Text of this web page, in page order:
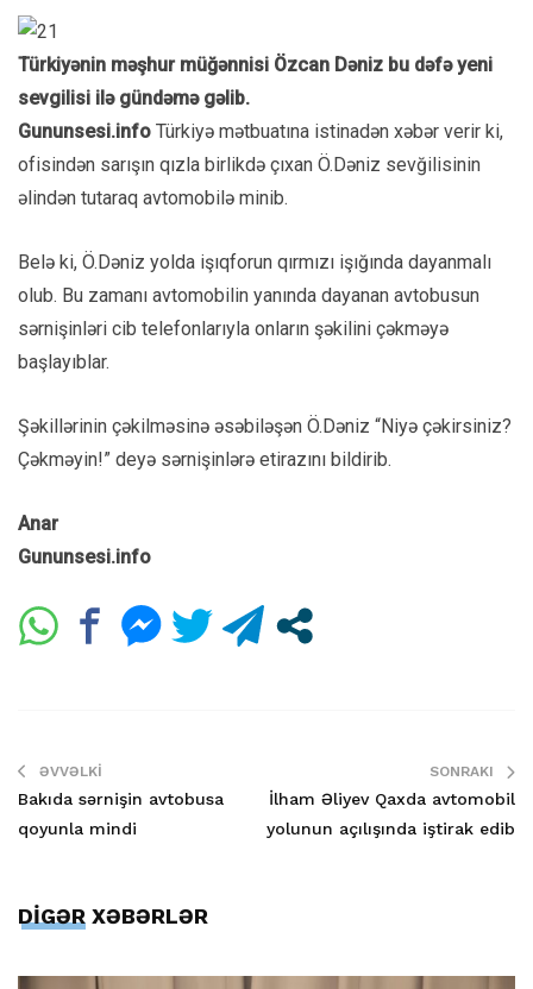
Türkiyənin məşhur müğənnisi Özcan Dəniz bu dəfə yeni
sevgilisi ilə gündəmə gəlib.
Gununsesi.info Türkiyə mətbuatına istinadən xəbər verir ki,
ofisindən sarışın qızla birlikdə çıxan Ö.Dəniz sevğilisinin
əlindən tutaraq avtomobilə minib.
Belə ki, Ö.Dəniz yolda işıqforun qırmızı işığında dayanmalı
olub. Bu zamanı avtomobilin yanında dayanan avtobusun
sərnişinləri cib telefonlarıyla onların şəkilini çəkməyə
başlayıblar.
Şəkillərinin çəkilməsinə əsəbiləşən Ö.Dəniz “Niyə çəkirsiniz?
Çəkməyin!” deyə sərnişinlərə etirazını bildirib.
Anar
Gununsesi.info
ƏVVƏLKI
Bakıda sərnişin avtobusa
qoyunla mindi
SONRAKI
İlham Əliyev Qaxda avtomobil
yolunun açılışında iştirak edib
DİGƏR XƏBƏRLƏR